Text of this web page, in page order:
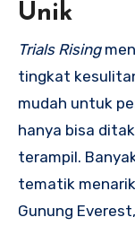
Unik
Trials Rising
tingkat
mudah untuk
hanya bisa
terampil.
tematik
Gunung